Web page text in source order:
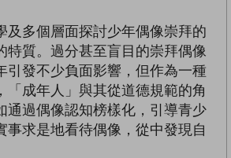
及多個層面探討少年偶像崇拜的
特質。過分甚至盲目的崇拜偶像
引發不少負面影響，但作為一種
「成年人」與其從道德規範的角
通過偶像認知榜樣化，引導青少
事求是地看待偶像，從中發現自